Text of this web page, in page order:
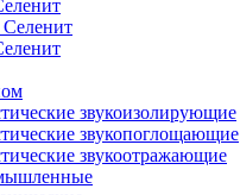
звукоизолирующие
звукопоглощающие
звукоотражающие